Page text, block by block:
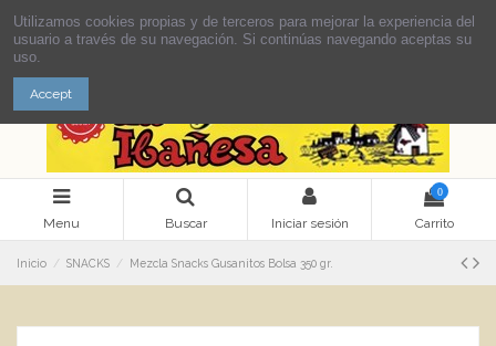
Menu Buscar Iniciar sesión
0
Carrito
Inicio SNACKS Mezcla Snacks Gusanitos Bolsa 350 gr.
Utilizamos cookies propias y de terceros para mejorar la experiencia del
usuario a través de su navegación. Si continúas navegando aceptas su
uso.
Accept